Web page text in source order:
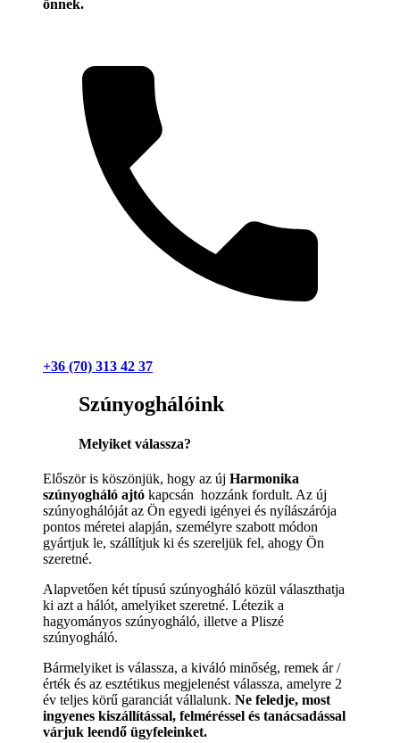
önnek.
+36 (70) 313 42 37
Szúnyoghálóink
Melyiket válassza?
Először is köszönjük, hogy az új Harmonika
szúnyogháló ajtó kapcsán hozzánk fordult. Az új
szúnyoghálóját az Ön egyedi igényei és nyílászárója
pontos méretei alapján, személyre szabott módon
gyártjuk le, szállítjuk ki és szereljük fel, ahogy Ön
szeretné.
Alapvetően két típusú szúnyogháló közül választhatja
ki azt a hálót, amelyiket szeretné. Létezik a
hagyományos szúnyogháló, illetve a Pliszé
szúnyogháló.
Bármelyiket is válassza, a kiváló minőség, remek ár /
érték és az esztétikus megjelenést válassza, amelyre 2
év teljes körű garanciát vállalunk. Ne feledje, most
ingyenes kiszállítással, felméréssel és tanácsadással
várjuk leendő ügyfeleinket.